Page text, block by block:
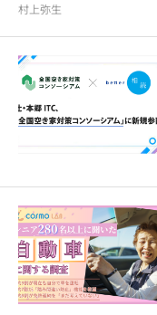
村上弥生